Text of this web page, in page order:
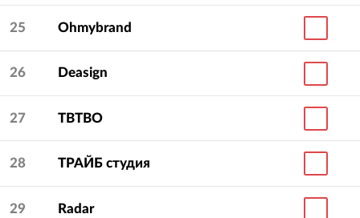
25 Ohmybrand
26 Deasign
27 TBTBO
28 ТРАЙБ студия
29 Radar